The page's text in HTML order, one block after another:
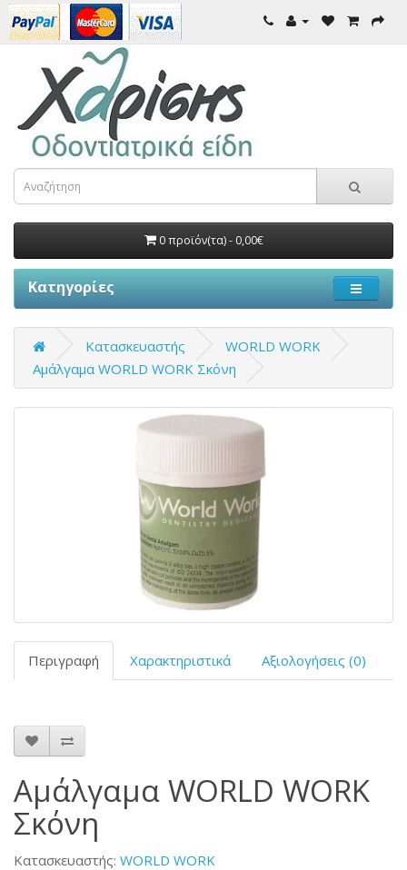
0 προϊόν(τα) - 0,00€
Κατηγορίες
Κατασκευαστής
WORLD WORK
Αμάλγαμα WORLD WORK Σκόνη
Περιγραφή Χαρακτηριστικά Αξιολογήσεις (0)
Αμάλγαμα WORLD WORK
Σκόνη
Κατασκευαστής: WORLD WORK